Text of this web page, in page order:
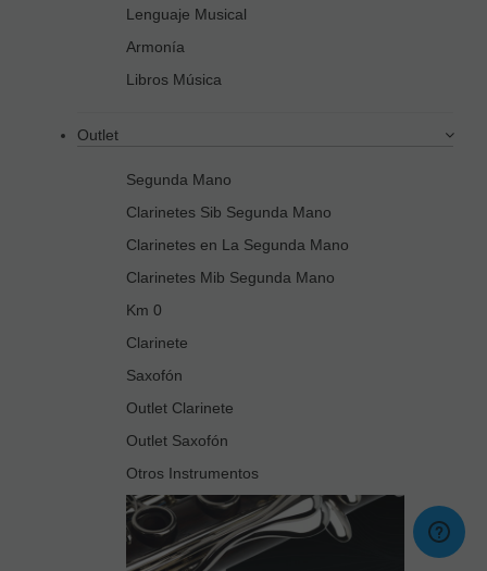
Lenguaje Musical
Armonía
Libros Música
Outlet
Segunda Mano
Clarinetes Sib Segunda Mano
Clarinetes en La Segunda Mano
Clarinetes Mib Segunda Mano
Km 0
Clarinete
Saxofón
Outlet Clarinete
Outlet Saxofón
Otros Instrumentos